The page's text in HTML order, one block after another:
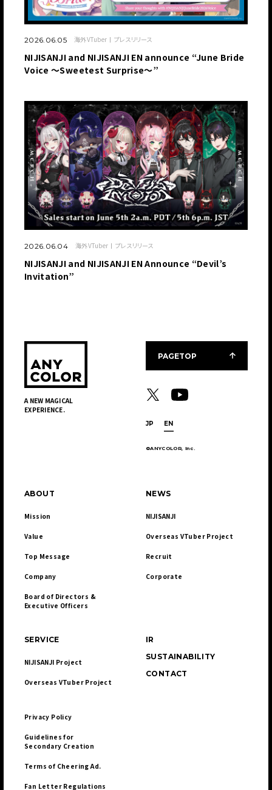
2026.06.05 海外VTuber プレスリリース
NIJISANJI and NIJISANJI EN announce “June Bride
Voice ～Sweetest Surprise～”
2026.06.04 海外VTuber プレスリリース
NIJISANJI and NIJISANJI EN Announce “Devil’s
Invitation”
A NEW MAGICAL
EXPERIENCE.
JP EN
©ANYCOLOR, Inc.
ABOUT
Mission
Value
Top Message
Company
Board of Directors &
Executive Officers
NEWS
NIJISANJI
Overseas VTuber Project
Recruit
Corporate
SERVICE
NIJISANJI Project
Overseas VTuber Project
IR
SUSTAINABILITY
CONTACT
Privacy Policy
Guidelines for
Secondary Creation
Terms of Cheering Ad.
Fan Letter Regulations
PAGETOP